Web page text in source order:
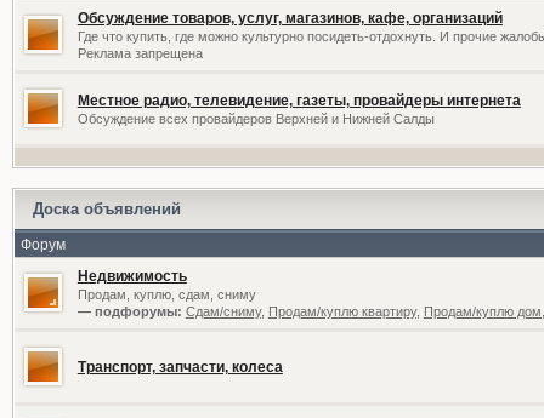
Обсуждение товаров, услуг, магазинов, кафе, организаций
Где что купить, где можно культурно посидеть-отдохнуть. И прочие
Реклама запрещена
Местное радио, телевидение, газеты, провайдеры интернета
Обсуждение всех провайдеров Верхней и Нижней Салды
Доска объявлений
Форум
Недвижимость
Продам, куплю, сдам, сниму
— подфорумы: Сдам/сниму, Продам/куплю квартиру, Продам/куплю
Транспорт, запчасти, колеса